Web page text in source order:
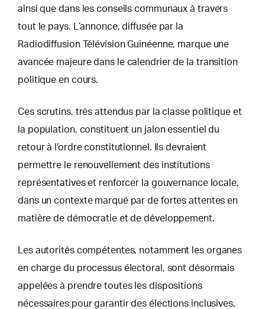
ainsi que dans les conseils communaux à travers
tout le pays. L’annonce, diffusée par la
Radiodiffusion Télévision Guinéenne, marque une
avancée majeure dans le calendrier de la transition
politique en cours.
Ces scrutins, très attendus par la classe politique et
la population, constituent un jalon essentiel du
retour à l’ordre constitutionnel. Ils devraient
permettre le renouvellement des institutions
représentatives et renforcer la gouvernance locale,
dans un contexte marqué par de fortes attentes en
matière de démocratie et de développement.
Les autorités compétentes, notamment les organes
en charge du processus électoral, sont désormais
appelées à prendre toutes les dispositions
nécessaires pour garantir des élections inclusives,